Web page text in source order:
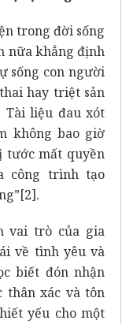
trong đời sống
nữa khẳng định
sống con người
hay triệt sản
Tài liệu đau xót
không bao giờ
tước mất quyền
công trình tạo
[2].
vai trò của gia
về tình yêu và
biết đón nhận
thân xác và tôn
yếu cho một